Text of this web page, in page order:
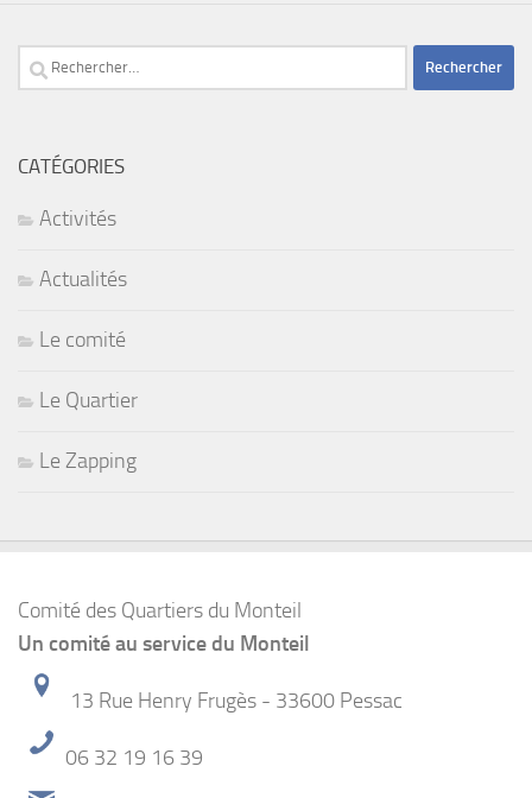
Rechercher :
CATÉGORIES
Activités
Actualités
Le comité
Le Quartier
Le Zapping
Comité des Quartiers du Monteil
Un comité au service du Monteil
13 Rue Henry Frugès - 33600 Pessac
06 32 19 16 39